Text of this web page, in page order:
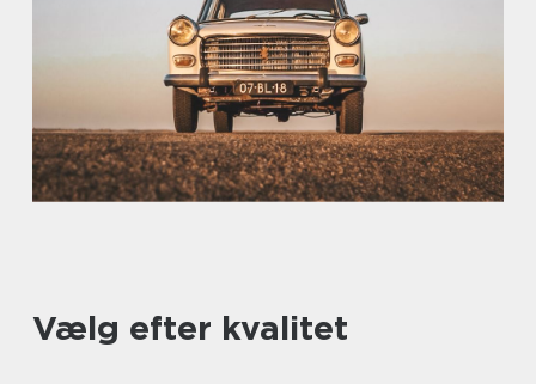
Vælg efter kvalitet